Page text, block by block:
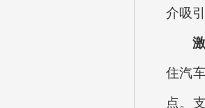
介吸
住汽
点。